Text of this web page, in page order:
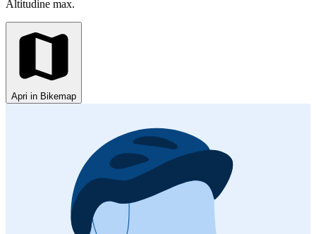
Altitudine max.
Apri in Bikemap